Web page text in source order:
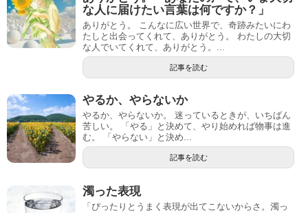
な人に届けたい言葉は何ですか？」
ありがとう。 こんなに広い世界で、奇跡みたいにわ
たしと出会ってくれて、ありがとう。 わたしの大切
な人でいてくれて、ありがとう。...
記事を読む
やるか、やらないか
やるか、やらないか。 迷っているときが、いちばん
苦しい。 「やる」と決めて、やり始めれば物事は進
む。 「やらない」と決め...
記事を読む
濁った表現
「ぴったりとうまく表現が出てこないからさ。濁っ